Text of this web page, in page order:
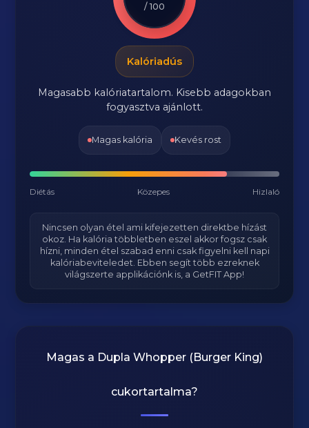
/ 100
Kalóriadús
Magasabb kalóriatartalom. Kisebb adagokban
fogyasztva ajánlott.
Magas kalória Kevés rost
Diétás Közepes Hizlaló
Nincsen olyan étel ami kifejezetten direktbe hízást
okoz. Ha kalória többletben eszel akkor fogsz csak
hízni, minden étel szabad enni csak figyelni kell napi
kalóriabeviteledet. Ebben segít több ezreknek
világszerte applikációnk is, a GetFIT App!
Magas a Dupla Whopper (Burger King)
cukortartalma?